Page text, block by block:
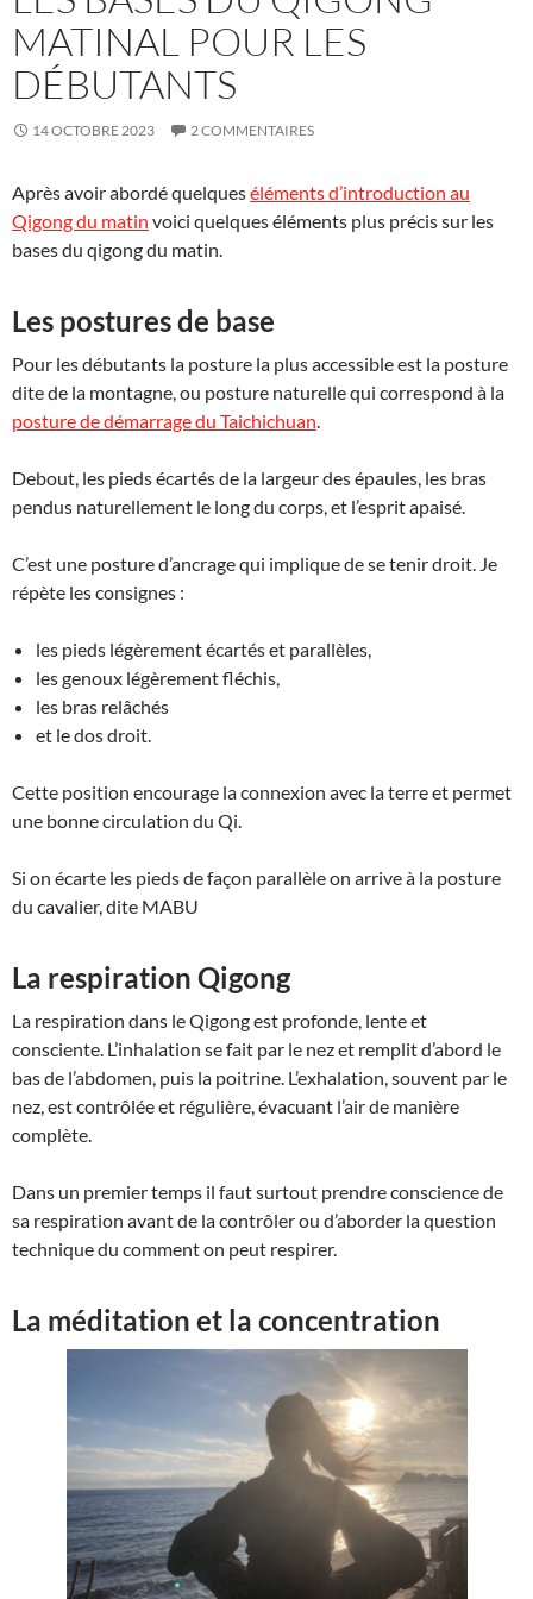
MATINAL POUR LES
DÉBUTANTS
14 OCTOBRE 2023 2 COMMENTAIRES
Après avoir abordé quelqueséléments d’introduction au
Qigong du matin voici quelques éléments plus précis sur les
bases du qigong du matin.
Les postures de base
Pour les débutants la posture la plus accessible est la posture
dite de la montagne, ou posture naturelle qui correspond à la
posture de démarrage du Taichichuan.
Debout, les pieds écartés de la largeur des épaules, les bras
pendus naturellement le long du corps, et l’esprit apaisé.
C’est une posture d’ancrage qui implique de se tenir droit. Je
répète les consignes :
les pieds légèrement écartés et parallèles,
les genoux légèrement fléchis,
les bras relâchés
et le dos droit.
Cette position encourage la connexion avec la terre et permet
une bonne circulation du Qi.
Si on écarte les pieds de façon parallèle on arrive à la posture
du cavalier, dite MABU
La respiration Qigong
La respiration dans le Qigong est profonde, lente et
consciente. L’inhalation se fait par le nez et remplit d’abord le
bas de l’abdomen, puis la poitrine. L’exhalation, souvent par le
nez, est contrôlée et régulière, évacuant l’air de manière
complète.
Dans un premier temps il faut surtout prendre conscience de
sa respiration avant de la contrôler ou d’aborder la question
technique du comment on peut respirer.
La méditation et la concentration